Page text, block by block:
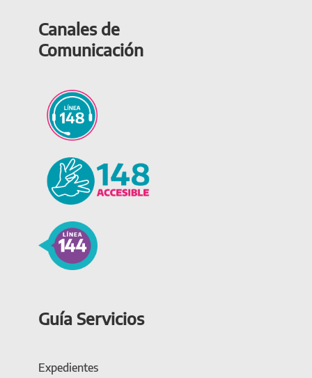
Canales de
Comunicación
Guía Servicios
Expedientes